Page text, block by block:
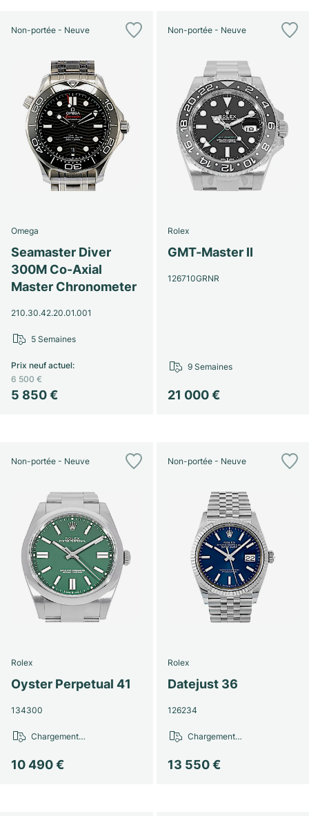
Non-portée - Neuve
Omega
Seamaster Diver
300M Co-Axial
Master Chronometer
210.30.42.20.01.001
5 850 €
Prix neuf actuel:
6 500 €
5 Semaines
Non-portée - Neuve
Rolex
GMT-Master II
126710GRNR
21 000 €
9 Semaines
Non-portée - Neuve
Rolex
Oyster Perpetual 41
134300
10 490 €
Chargement…
Non-portée - Neuve
Rolex
Datejust 36
126234
13 550 €
Chargement…